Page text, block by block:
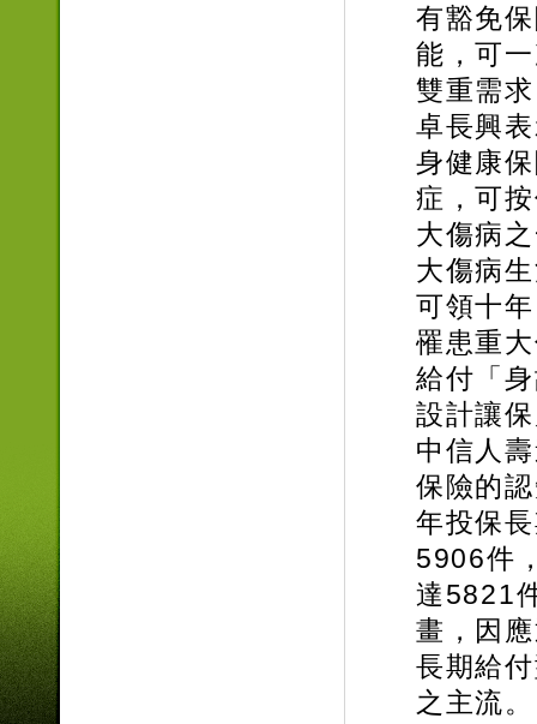
有豁免
能，可
雙重需
卓長興
身健康
症，可
大傷病
大傷病
可領十
罹患重
給付「
設計讓
中信人
保險的
年投保
5906件
達5821
畫，因
長期給
之主流。